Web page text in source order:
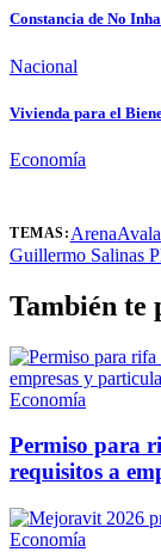
Constancia de No
Nacional
Vivienda para el
Economía
TEMAS: Arena
Guillermo Salinas
También te
Economía
Permiso para
requisitos a
Economía